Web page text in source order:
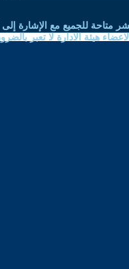
متاحة للجميع مع الإشارة إلى
هيئة الادارة لا تعبر